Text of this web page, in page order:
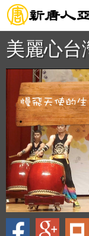
美麗心台